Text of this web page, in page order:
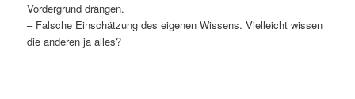
Vordergrund drängen.
– Falsche Einschätzung des eigenen Wissens. Vielleicht wissen
die anderen ja alles?